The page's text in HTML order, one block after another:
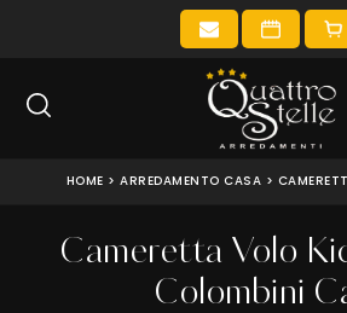
HOME >ARREDAMENTO CASA >
Cameretta Volo
Colombini